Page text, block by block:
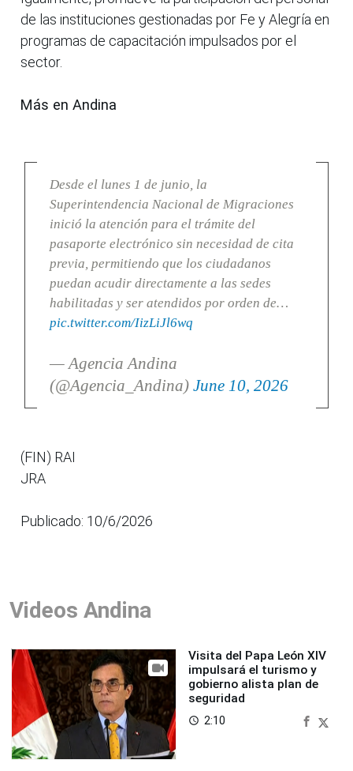
de las instituciones gestionadas por Fe y Alegría en
programas de capacitación impulsados por el
sector.
Más en Andina
Desde el lunes 1 de junio, la
Superintendencia Nacional de Migraciones
inició la atención para el trámite del
pasaporte electrónico sin necesidad de cita
previa, permitiendo que los ciudadanos
puedan acudir directamente a las sedes
habilitadas y ser atendidos por orden de…
pic.twitter.com/IizLiJl6wq
— Agencia Andina
(@Agencia_Andina) June 10, 2026
(FIN) RAI
JRA
Publicado: 10/6/2026
Videos Andina
Visita del Papa León XIV
impulsará el turismo y
gobierno alista plan de
seguridad
access_time 2:10